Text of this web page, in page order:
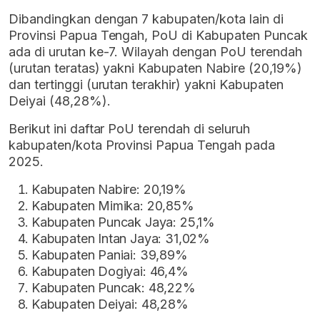
Dibandingkan dengan 7 kabupaten/kota lain di
Provinsi Papua Tengah, PoU di Kabupaten Puncak
ada di urutan ke-7. Wilayah dengan PoU terendah
(urutan teratas) yakni Kabupaten Nabire (20,19%)
dan tertinggi (urutan terakhir) yakni Kabupaten
Deiyai (48,28%).
Berikut ini daftar PoU terendah di seluruh
kabupaten/kota Provinsi Papua Tengah pada
2025.
Kabupaten Nabire: 20,19%
Kabupaten Mimika: 20,85%
Kabupaten Puncak Jaya: 25,1%
Kabupaten Intan Jaya: 31,02%
Kabupaten Paniai: 39,89%
Kabupaten Dogiyai: 46,4%
Kabupaten Puncak: 48,22%
Kabupaten Deiyai: 48,28%